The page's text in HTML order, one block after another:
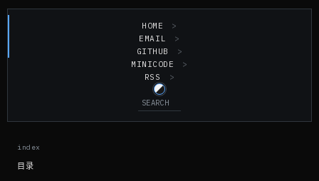
HOME
EMAIL
GITHUB
MINICODE
RSS
目录